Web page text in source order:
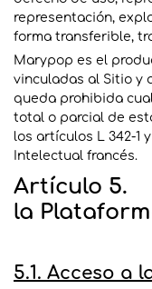
representación,
forma transferible,
Marypop es el
vinculadas al Sitio y
queda prohibida
total o parcial de
los artículos L 342-1
Intelectual francés.
Artículo
la
5.1. Acceso a